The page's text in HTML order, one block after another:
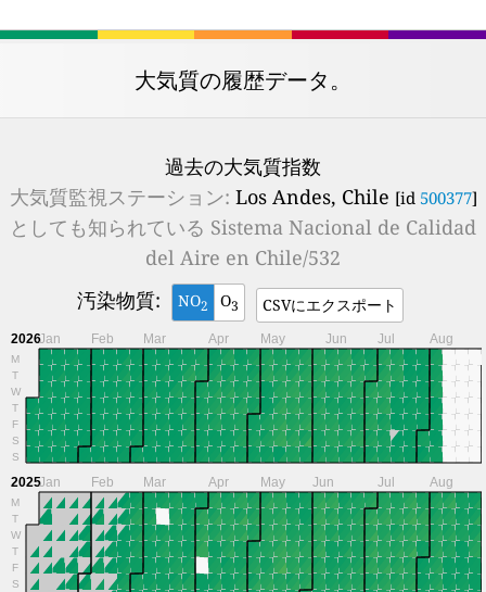
大気質の履歴データ。
過去の大気質指数
大気質監視ステーション: Los Andes, Chile [id 500377]
としても知られている Sistema Nacional de Calidad
del Aire en Chile/532
汚染物質:
NO2 O3 CSVにエクスポート
2026
M
T
W
T
F
S
S
Jan Feb Mar Apr May Jun Jul Aug
2025
M
T
W
T
F
S
Jan Feb Mar Apr May Jun Jul Aug